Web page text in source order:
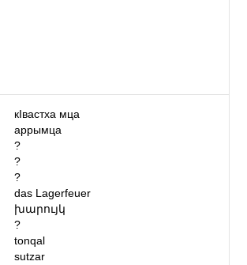
кIвастха мца
аррымца
?
?
?
das Lagerfeuer
խարույկ
?
tonqal
sutzar